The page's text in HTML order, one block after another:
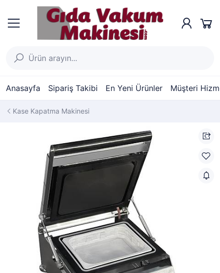
Anasayfa Sipariş Takibi En Yeni Ürünler Müşteri
Kase Kapatma Makinesi